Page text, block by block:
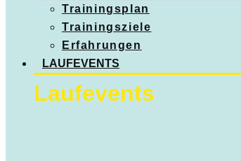
Trainingsplan
Trainingsziele
Erfahrungen
LAUFEVENTS
Laufevents